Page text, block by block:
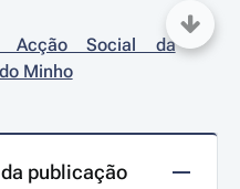
Acção Social da
Minho
publicação